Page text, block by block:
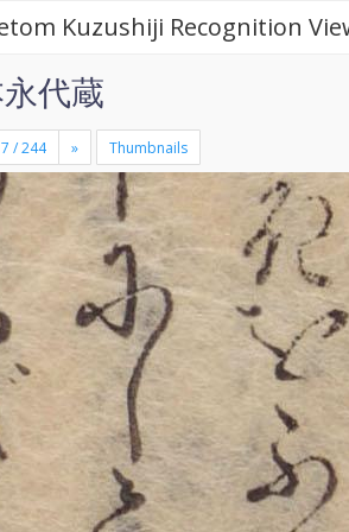
Kuzushiji Recognition
代蔵
» Thumbnails